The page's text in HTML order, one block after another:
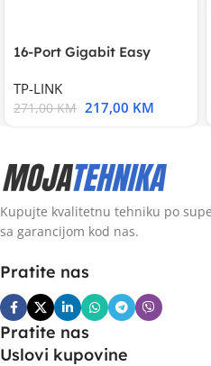
16-Port Gigabit Easy
TP-LINK
271,00KM 217,00 KM
Kupujte kvalitetnu tehniku po
sa garancijom kod nas.
Pratite nas
Pratite nas
Uslovi kupovine